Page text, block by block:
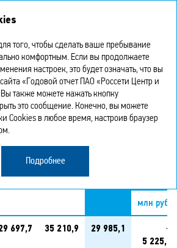
И КРЕДИТОРСКАЯ
дебиторской задолженности
руб.
2021 2022
млн руб.
697,7 35 210,9 29 985,1
–
5 225,8
того, чтобы сделать ваше пребывание
комфортным. Если вы продолжаете
настроек, это будет означать, что вы
«Годовой отчет ПАО «Россети Центр и
Вы также можете нажать кнопку
это сообщение. Конечно, вы можете
Cookies в любое время, настроив браузер
Подробнее